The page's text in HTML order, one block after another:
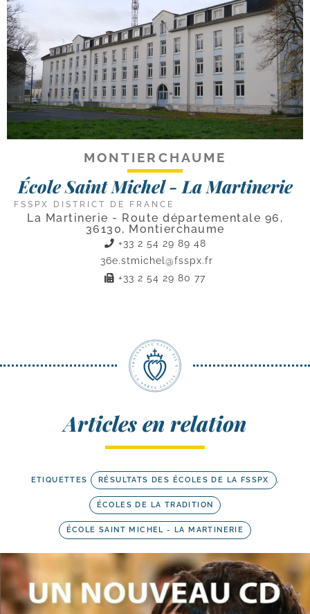
MONTIERCHAUME
École Saint Michel - La Martinerie
FSSPX DISTRICT DE FRANCE
La Martinerie - Route départementale 96,
36130, Montierchaume
+33 2 54 29 89 48
36e.stmichel@fsspx.fr
+33 2 54 29 80 77
Articles en relation
ETIQUETTES RÉSULTATS DES ÉCOLES DE LA FSSPX ,
ÉCOLES DE LA TRADITION
ÉCOLE SAINT MICHEL - LA MARTINERIE